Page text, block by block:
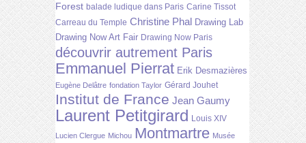
Forest balade ludique dans Paris Carine Tissot
Carreau du Temple Christine Phal Drawing Lab
Drawing Now Art Fair Drawing Now Paris
découvrir autrement Paris
Emmanuel Pierrat Erik Desmazières
Eugène Delâtre fondation Taylor Gérard Jouhet
Institut de France Jean Gaumy
Laurent Petitgirard Louis XIV
Lucien Clergue Michou Montmartre Musée